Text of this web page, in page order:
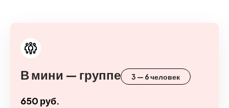
В мини — группе 3 — 6 человек
650 руб.